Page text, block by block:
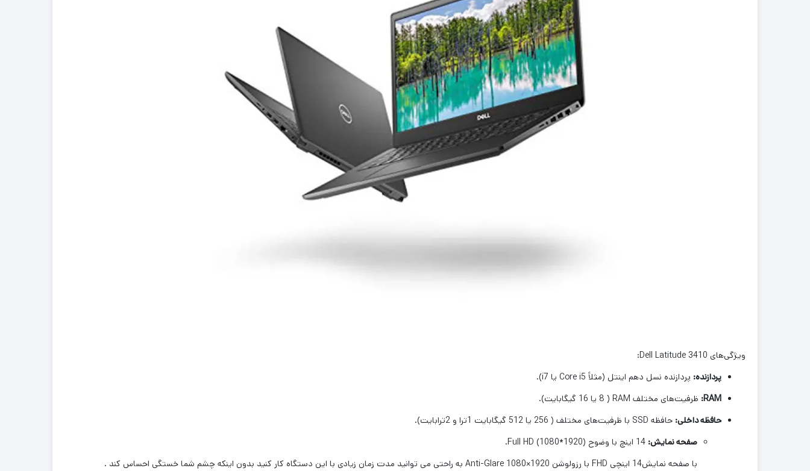
ویژگی‌های Dell Latitude 3410:
پردازنده: پردازنده نسل دهم اینتل (مثلاً Core i5 یا i7).
RAM: ظرفیت‌های مختلف RAM ( 8 یا 16 گیگابایت).
حافظه داخلی: حافظه SSD با ظرفیت‌های مختلف ( 256 یا 512 گیگابایت 1ترا و 2ترابایت).
صفحه نمایش: 14 اینچ با وضوح (1920*1080) Full HD.
با صفحه نمایش14 اینچی FHD با رزولوشن 1920×1080 Anti-Glare به راحتی می توانید مدت زمان زیادی با این دستگاه کار کنید بدون اینکه چشم شما خستگی احساس کند .